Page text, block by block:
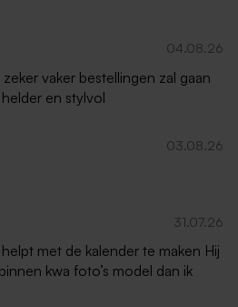
04.08.26
vaker bestellingen zal gaan
en stylvol
03.08.26
31.07.26
met de kalender te maken Hij
kwa foto’s model dan ik